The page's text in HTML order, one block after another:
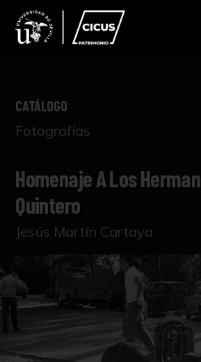
CATÁLOGO
Fotografías
Homenaje A Los
Quintero
Jesús Martín Cartaya